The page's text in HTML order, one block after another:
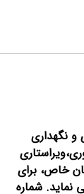
و نگهداری
خاص، برای
نماید. شماره